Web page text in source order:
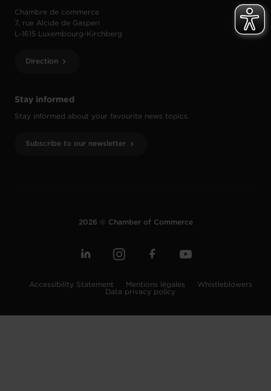
Stay informed
Stay informed about your favourite news topics.
Subscribe to our newsletter
Chambre de commerce
7, rue Alcide de Gasperi
L-1615 Luxembourg-Kirchberg
Direction
2026 © Chamber of Commerce
Accessibility Statement Mentions légales
Whistleblowers
Data privacy policy